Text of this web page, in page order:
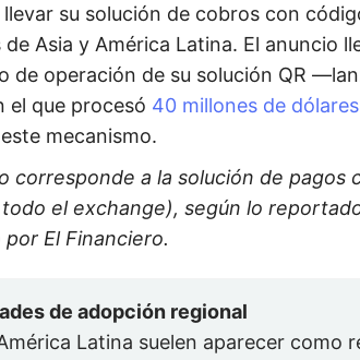
su solución de cobros con
Asia y América Latina. El anuncio
de operación de su solución QR
que procesó 40 millones de
mecanismo.
corresponde a la solución de pagos
el exchange), según lo
El Financiero.
de adopción regional
Latina suelen aparecer como